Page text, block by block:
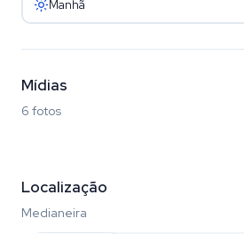
Manhã
Mídias
6 fotos
Localização
Medianeira